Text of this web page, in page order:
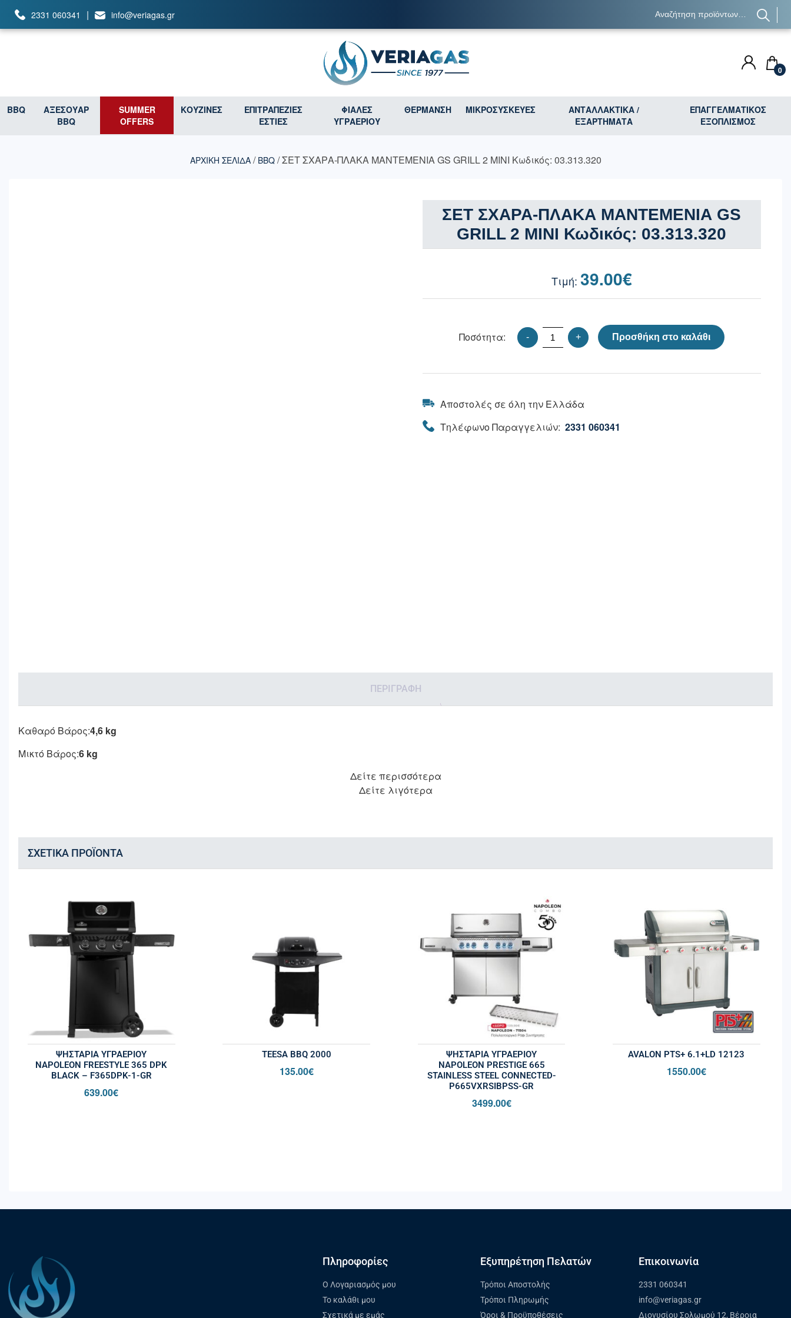
2331 060341 | info@veriagas.gr
0
BBQ
ΑΞΕΣΟΥΑΡ
BBQ
SUMMER
OFFERS
ΚΟΥΖΙΝΕΣ
ΕΠΙΤΡΑΠΕΖΙΕΣ
ΕΣΤΙΕΣ
ΦΙΑΛΕΣ
ΥΓΡΑΕΡΙΟΥ
ΘΕΡΜΑΝΣΗ ΜΙΚΡΟΣΥΣΚΕΥΕΣ
ΑΝΤΑΛΛΑΚΤΙΚΑ /
ΕΞΑΡΤΗΜΑΤΑ
ΕΠΑΓΓΕΛΜΑΤΙΚΟΣ
ΕΞΟΠΛΙΣΜΟΣ
ΑΡΧΙΚΉ ΣΕΛΊΔΑ/ BBQ/ ΣΕΤ ΣΧΑΡΑ-ΠΛΑΚΑ ΜΑΝΤΕΜΕΝΙΑ GS GRILL 2 MINI Κωδικός: 03.313.320
ΣΕΤ ΣΧΑΡΑ-ΠΛΑΚΑ ΜΑΝΤΕΜΕΝΙΑ GS
GRILL 2 MINI Κωδικός: 03.313.320
39.00€
Ποσότητα: - + Προσθήκη στο καλάθι
Αποστολές σε όλη την Ελλάδα
Τηλέφωνο Παραγγελιών: 2331 060341
ΠΕΡΙΓΡΑΦΉ
Καθαρό Βάρος:4,6 kg
Μικτό Βάρος:6 kg
Δείτε περισσότερα
Δείτε λιγότερα
ΣΧΕΤΙΚΆ ΠΡΟΪΌΝΤΑ
ΨΗΣΤΑΡΙΆ ΥΓΡΑΕΡΊΟΥ
NAPOLEON FREESTYLE 365 DPK
BLACK – F365DPK-1-GR
639.00€
TEESA BBQ 2000
135.00€
ΨΗΣΤΑΡΙΆ ΥΓΡΑΕΡΊΟΥ
NAPOLEON PRESTIGE 665
STAINLESS STEEL CONNECTED-
P665VXRSIBPSS-GR
3499.00€
AVALON PTS+ 6.1+LD 12123
1550.00€
Πληροφορίες
Ο Λογαριασμός μου
Το καλάθι μου
Σχετικά με εμάς
Εξυπηρέτηση Πελατών
Τρόποι Αποστολής
Τρόποι Πληρωμής
Όροι & Προϋποθέσεις
Επικοινωνία
2331 060341
info@veriagas.gr
Διονυσίου Σολωμού 12, Βέροια